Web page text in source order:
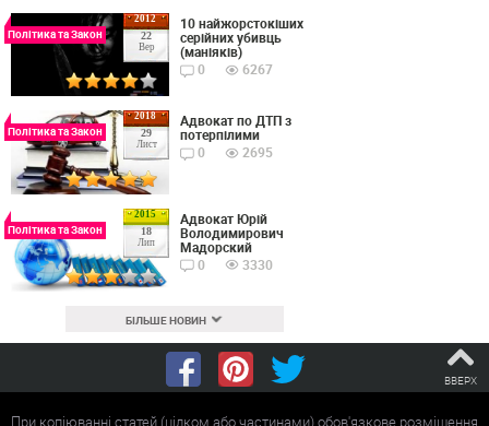
2012
22
Вер
Політика та Закон
10 найжорстокіших
серійних убивць
(маніяків)
0
6267
2018
29
Лист
Політика та Закон
Адвокат по ДТП з
потерпілими
0
2695
2015
18
Лип
Політика та Закон
Адвокат Юрій
Володимирович
Мадорский
0
3330
БІЛЬШЕ НОВИН
ВВЕРХ
При копіюванні статей (цілком або частинами) обов'язкове розміщення